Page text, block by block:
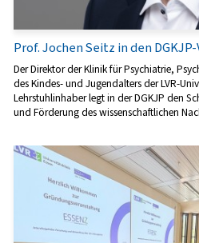
Prof. Jochen Seitz in den
Der Direktor der Klinik für Psychiatrie,
des Kindes- und Jugendalters der LVR-
Lehrstuhlinhaber legt in der DGKJP den
und Förderung des wissenschaftlichen